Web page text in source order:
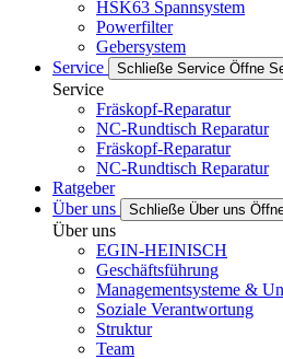
HSK63 Spannsystem
Powerfilter
Gebersystem
Service
Schließe Service Öffne
Service
Fräskopf-Reparatur
NC-Rundtisch Reparatur
Fräskopf-Reparatur
NC-Rundtisch Reparatur
Ratgeber
Über uns
Schließe Über uns
Über uns
EGIN-HEINISCH
Geschäftsführung
Managementsysteme &
Soziale Verantwortung
Struktur
Team